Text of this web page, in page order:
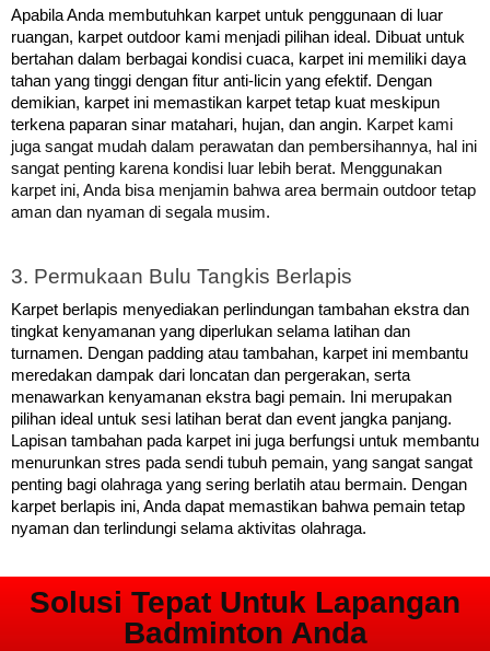
Apabila Anda membutuhkan karpet untuk penggunaan di luar
ruangan, karpet outdoor kami menjadi pilihan ideal. Dibuat untuk
bertahan dalam berbagai kondisi cuaca, karpet ini memiliki daya
tahan yang tinggi dengan fitur anti-licin yang efektif. Dengan
demikian, karpet ini memastikan karpet tetap kuat meskipun
terkena paparan sinar matahari, hujan, dan angin. Karpet kami
juga sangat mudah dalam perawatan dan pembersihannya, hal ini
sangat penting karena kondisi luar lebih berat. Menggunakan
karpet ini, Anda bisa menjamin bahwa area bermain outdoor tetap
aman dan nyaman di segala musim.
3. Permukaan Bulu Tangkis Berlapis
Karpet berlapis menyediakan perlindungan tambahan ekstra dan
tingkat kenyamanan yang diperlukan selama latihan dan
turnamen. Dengan padding atau tambahan, karpet ini membantu
meredakan dampak dari loncatan dan pergerakan, serta
menawarkan kenyamanan ekstra bagi pemain. Ini merupakan
Lapisan tambahan pada karpet ini juga berfungsi untuk membantu
menurunkan stres pada sendi tubuh pemain, yang sangat sangat
penting bagi olahraga yang sering berlatih atau bermain. Dengan
karpet berlapis ini, Anda dapat memastikan bahwa pemain tetap
nyaman dan terlindungi selama aktivitas olahraga.
Solusi Tepat Untuk Lapangan
Badminton Anda